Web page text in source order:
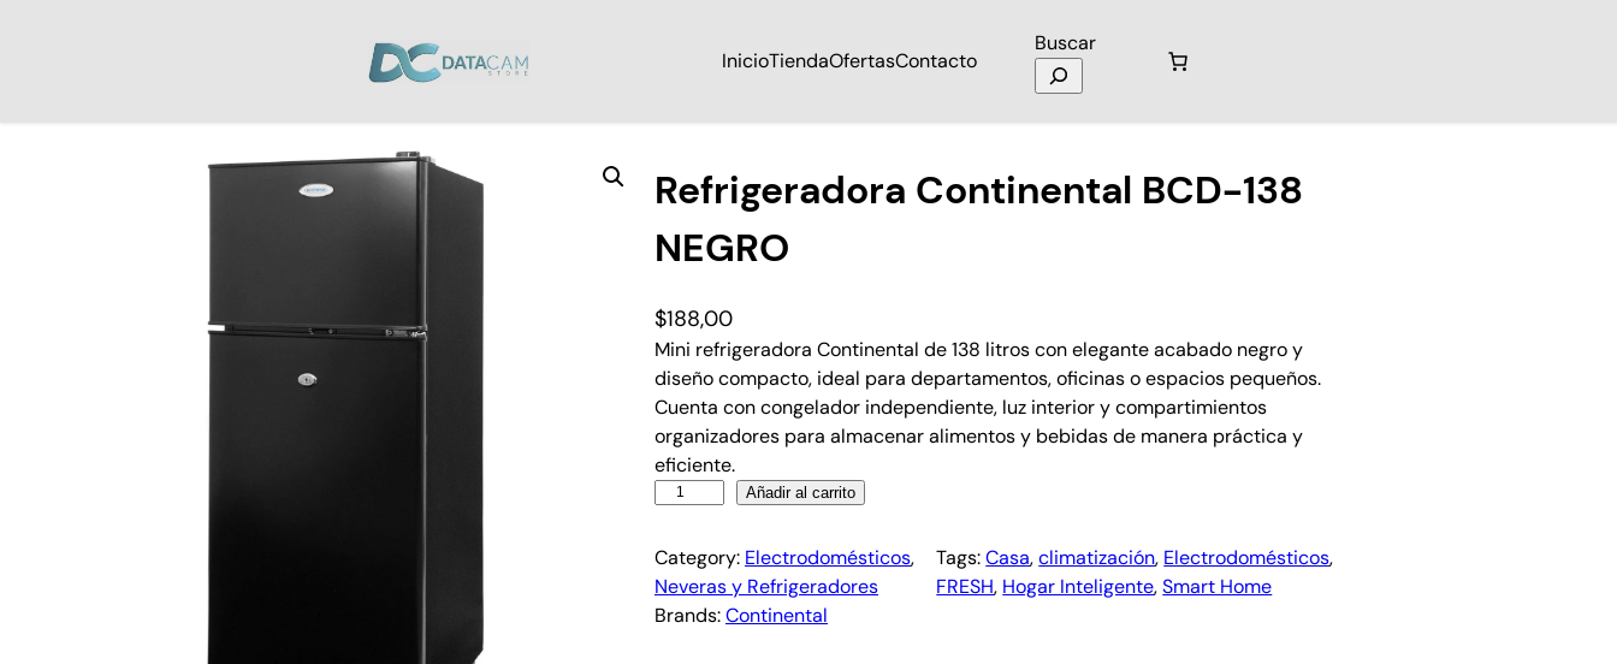
InicioTiendaOfertasContacto
Buscar
Refrigeradora Continental BCD-138
NEGRO
$188,00
Mini refrigeradora Continental de 138 litros con elegante acabado negro y
diseño compacto, ideal para departamentos, oficinas o espacios pequeños.
Cuenta con congelador independiente, luz interior y compartimientos
organizadores para almacenar alimentos y bebidas de manera práctica y
eficiente.
Añadir al carrito
Category: Electrodomésticos
Neveras y Refrigeradores
Tags:Casa, climatización, Electrodomésticos
FRESH, Hogar Inteligente, Smart Home
Brands:Continental